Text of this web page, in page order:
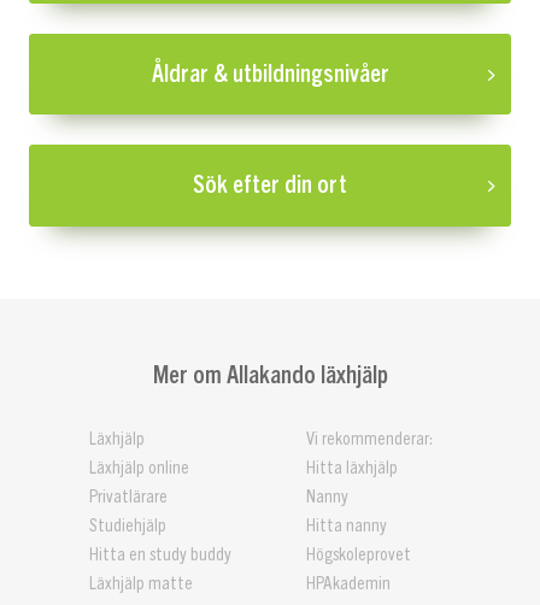
Åldrar & utbildningsnivåer
Sök efter din ort
Mer om Allakando läxhjälp
Läxhjälp
Läxhjälp online
Privatlärare
Studiehjälp
Hitta en study buddy
Läxhjälp matte
Vi rekommenderar:
Hitta läxhjälp
Nanny
Hitta nanny
Högskoleprovet
HPAkademin